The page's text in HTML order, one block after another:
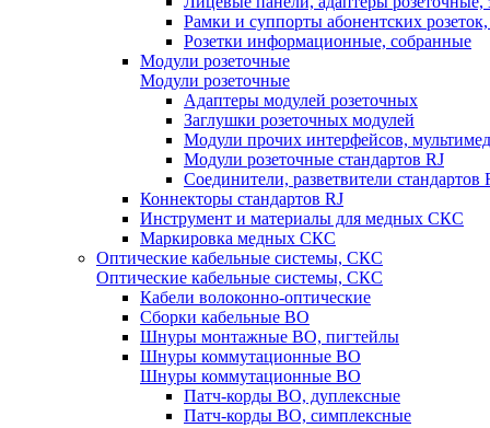
Рамки и суппорты абонентских
Розетки информационные, собранные
Модули розеточные
Модули розеточные
Адаптеры модулей розеточных
Заглушки розеточных модулей
Модули прочих интерфейсов,
Модули розеточные стандартов RJ
Соединители, разветвители стандартов
Коннекторы стандартов RJ
Инструмент и материалы для медных СКС
Маркировка медных СКС
Оптические кабельные системы, СКС
Оптические кабельные системы, СКС
Кабели волоконно-оптические
Сборки кабельные ВО
Шнуры монтажные ВО, пигтейлы
Шнуры коммутационные ВО
Шнуры коммутационные ВО
Патч-корды ВО, дуплексные
Патч-корды ВО, симплексные